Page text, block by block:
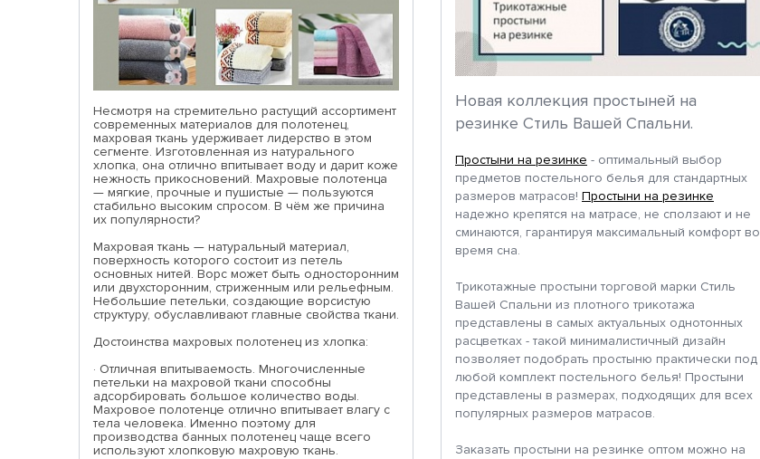
Несмотря на стремительно растущий ассортимент
современных материалов для полотенец,
махровая ткань удерживает лидерство в этом
сегменте. Изготовленная из натурального
хлопка, она отлично впитывает воду и дарит коже
нежность прикосновений. Махровые полотенца
— мягкие, прочные и пушистые — пользуются
стабильно высоким спросом. В чём же причина
их популярности?
Махровая ткань — натуральный материал,
поверхность которого состоит из петель
основных нитей. Ворс может быть односторонним
или двухсторонним, стриженным или рельефным.
Небольшие петельки, создающие ворсистую
структуру, обуславливают главные свойства ткани.
Достоинства махровых полотенец из хлопка:
· Отличная впитываемость. Многочисленные
петельки на махровой ткани способны
адсорбировать большое количество воды.
Махровое полотенце отлично впитывает влагу с
тела человека. Именно поэтому для
производства банных полотенец чаще всего
используют хлопковую махровую ткань.
Новая коллекция простыней на
резинке Стиль Вашей Спальни.
Простыни на резинке - оптимальный выбор
предметов постельного белья для стандартных
размеров матрасов! Простыни на резинке
надежно крепятся на матрасе, не сползают и не
сминаются, гарантируя максимальный комфорт во
время сна.
Трикотажные простыни торговой марки Стиль
Вашей Спальни из плотного трикотажа
представлены в самых актуальных однотонных
расцветках - такой минималистичный дизайн
позволяет подобрать простыню практически под
любой комплект постельного белья! Простыни
представлены в размерах, подходящих для всех
популярных размеров матрасов.
Заказать простыни на резинке оптом можно на